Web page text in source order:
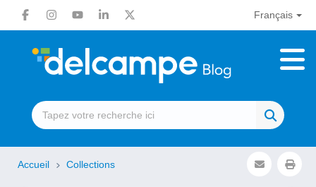
Français
Accueil Collections